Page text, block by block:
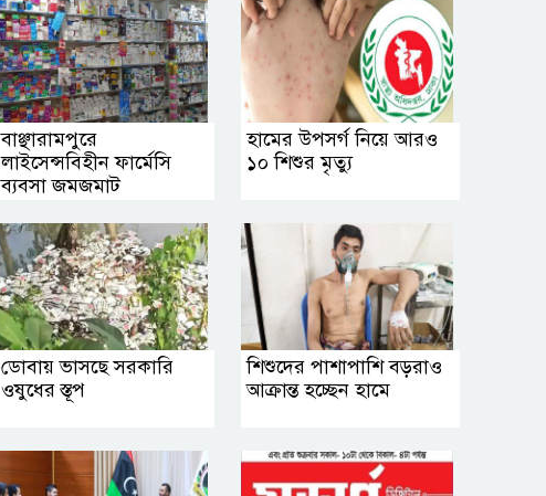
বাঞ্ছারামপুরে
লাইসেন্সবিহীন ফার্মেসি
ব্যবসা জমজমাট
হামের উপসর্গ নিয়ে আরও
১০ শিশুর মৃত্যু
ডোবায় ভাসছে সরকারি
ওষুধের স্তূপ
শিশুদের পাশাপাশি বড়রাও
আক্রান্ত হচ্ছেন হামে